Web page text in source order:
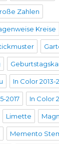
Zahlen
Kreise
In Color 2013-
2017 In Color
Limette
Memento